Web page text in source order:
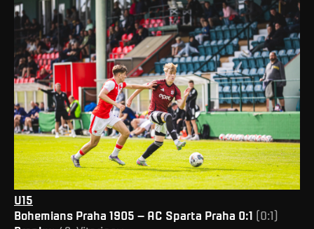
U15
Bohemians Praha 1905 – AC Sparta Praha 0:1 (0:1)